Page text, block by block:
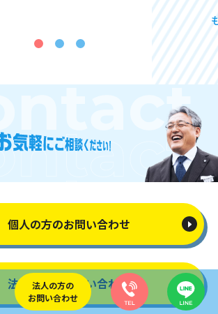
法人の方の
お問い合わせ
個人の方のお問い合わせ
法人の方のお問い合わせ